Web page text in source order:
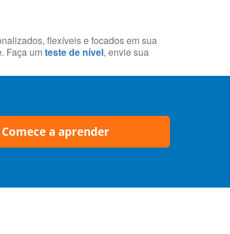
flexíveis e focados em sua
Faça um teste de nível, envie sua
Comece a aprender